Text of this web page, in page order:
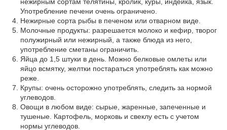
Употребление печени очень ограничено.
Нежирные сорта рыбы в печеном или отварном виде.
Молочные продукты: разрешается молоко и кефир, творог
полужирный или нежирный, а также блюда из него,
употребление сметаны ограничить.
Яйца до 1,5 штуки в день. Можно белковые омлеты или
яйцо всмятку, желтки постараться употреблять как можно
реже.
Крупы: очень осторожно употреблять, следить за нормой
углеводов.
Овощи в любом виде: сырые, жаренные, запеченные и
тушеные. Картофель, морковь и свеклу есть с учетом
нормы углеводов.